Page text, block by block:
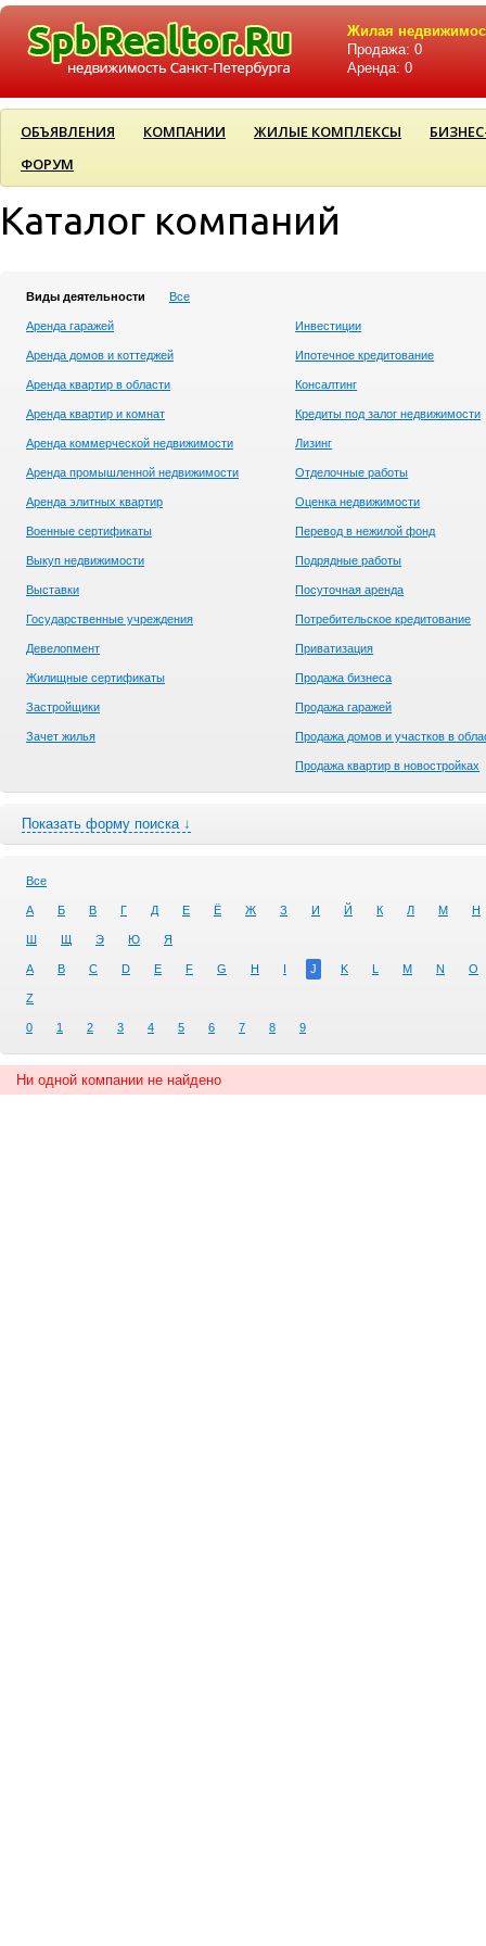
Жилая
Продажа: 0
Аренда: 0
ОБЪЯВЛЕНИЯ КОМПАНИИ ЖИЛЫЕ КОМПЛЕКСЫ
ФОРУМ
Каталог компаний
Виды деятельности Все
Аренда гаражей
Аренда домов и коттеджей
Аренда квартир в области
Аренда квартир и комнат
Аренда коммерческой недвижимости
Аренда промышленной недвижимости
Аренда элитных квартир
Военные сертификаты
Выкуп недвижимости
Выставки
Государственные учреждения
Девелопмент
Жилищные сертификаты
Застройщики
Зачет жилья
Инвестиции
Ипотечное кредитование
Консалтинг
Кредиты под залог недвижимости
Лизинг
Отделочные работы
Оценка недвижимости
Перевод в нежилой фонд
Подрядные работы
Посуточная аренда
Потребительское кредитование
Приватизация
Продажа бизнеса
Продажа гаражей
Продажа домов и участков в
Продажа квартир в новостройках
Показать форму поиска ↓
Все
А Б В Г Д Е Ё Ж З И Й К Л М Н
Ш Щ Э Ю Я
A B C D E F G H I J K L M N O
Z
0 1 2 3 4 5 6 7 8 9
Ни одной компании не найдено